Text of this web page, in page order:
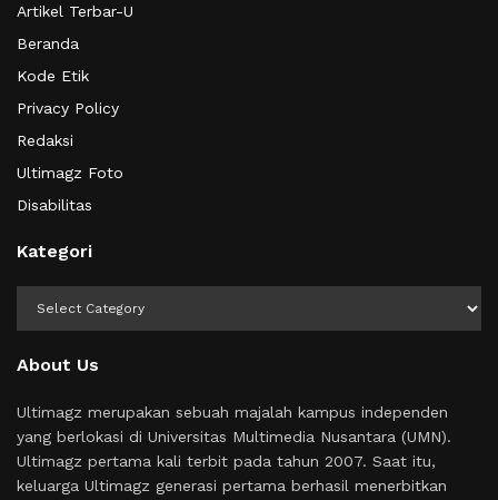
Artikel Terbar-U
Beranda
Kode Etik
Privacy Policy
Redaksi
Ultimagz Foto
Disabilitas
Kategori
About Us
Ultimagz merupakan sebuah majalah kampus independen
yang berlokasi di Universitas Multimedia Nusantara (UMN).
Ultimagz pertama kali terbit pada tahun 2007. Saat itu,
keluarga Ultimagz generasi pertama berhasil menerbitkan